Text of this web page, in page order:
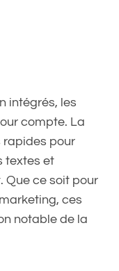
intégrés, les
compte. La
rapides pour
textes et
Que ce soit pour
ces
notable de la